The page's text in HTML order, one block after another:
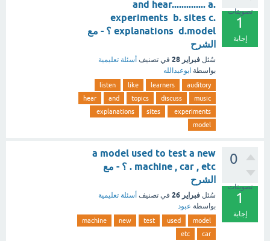
تصويتات
1
إجابة
and hear.............. a.
experiments b. sites c.
explanations d.model ؟ - مع
الشرح
سُئل فبراير 28 في تصنيف أسئلة تعليمية
بواسطة ابوعبدالله
auditory
learners
like
listen
music
discuss
topics
and
hear
experiments
sites
explanations
model
0
تصويتات
1
إجابة
a model used to test a new
machine , car , etc . ؟ - مع
الشرح
سُئل فبراير 26 في تصنيف أسئلة تعليمية
بواسطة عبود
model
used
test
new
machine
car
etc